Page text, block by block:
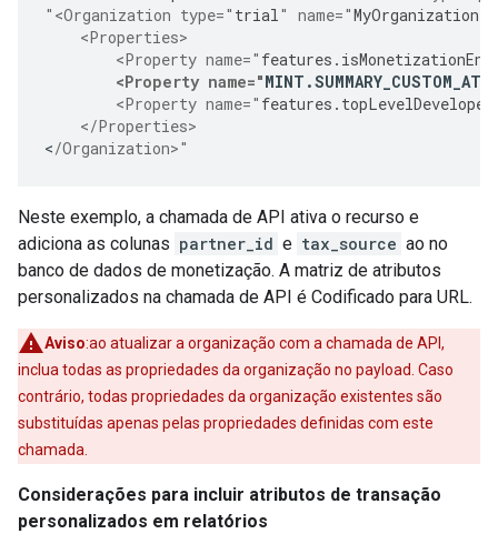
"<Organization type=" trial" name="MyOrganization
    <Properties>
        <Property name="
features .
<Property name="MINT .
        <Property name="
features .
    </Properties>
</Organization>"
Neste exemplo, a chamada de API ativa o recurso e
adiciona as colunas partner_id e tax_source ao no
banco de dados de monetização. A matriz de atributos
personalizados na chamada de API é Codificado para URL.
Aviso:ao atualizar a organização com a chamada de API,
inclua todas as propriedades da organização no payload. Caso
contrário, todas propriedades da organização existentes são
substituídas apenas pelas propriedades definidas com este
chamada.
Considerações para incluir atributos de transação
personalizados em relatórios